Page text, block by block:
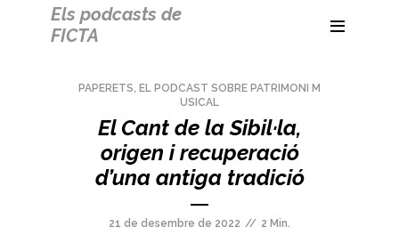
Els podcasts de
FICTA
PAPERETS, EL PODCAST SOBRE PATRIMONI M
USICAL
El Cant de la Sibil·la,
origen i recuperació
d’una antiga tradició
21 de desembre de 2022
2 Min.